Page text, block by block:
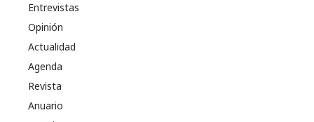
Entrevistas
Opinión
Actualidad
Agenda
Revista
Anuario